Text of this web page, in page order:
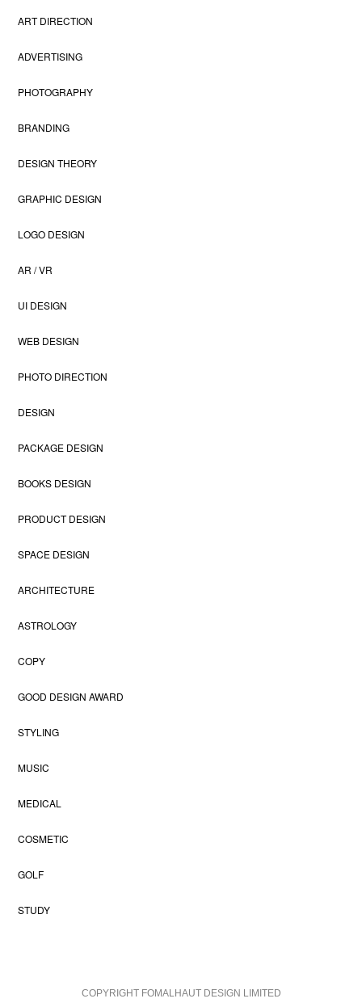
ART DIRECTION
ADVERTISING
PHOTOGRAPHY
BRANDING
DESIGN THEORY
GRAPHIC DESIGN
LOGO DESIGN
AR / VR
UI DESIGN
WEB DESIGN
PHOTO DIRECTION
DESIGN
PACKAGE DESIGN
BOOKS DESIGN
PRODUCT DESIGN
SPACE DESIGN
ARCHITECTURE
ASTROLOGY
COPY
GOOD DESIGN AWARD
STYLING
MUSIC
MEDICAL
COSMETIC
GOLF
STUDY
COPYRIGHT FOMALHAUT DESIGN LIMITED